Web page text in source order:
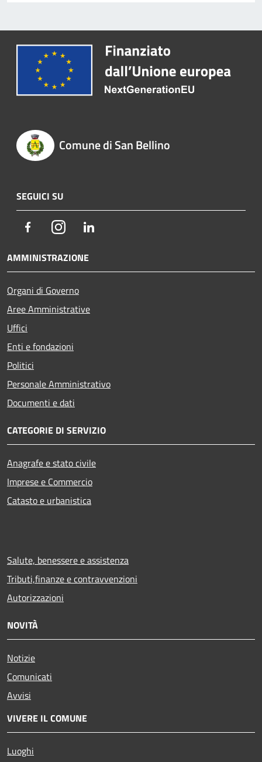
Comune di San Bellino
SEGUICI SU
FacebookInstagram
AMMINISTRAZIONE
Organi di Governo
Aree Amministrative
Uffici
Enti e fondazioni
Politici
Personale Amministrativo
Documenti e dati
CATEGORIE DI SERVIZIO
Anagrafe e stato civile
Imprese e Commercio
Catasto e urbanistica
Salute, benessere e assistenza
Tributi,finanze e contravvenzioni
Autorizzazioni
NOVITÀ
Notizie
Comunicati
Avvisi
VIVERE IL COMUNE
Luoghi